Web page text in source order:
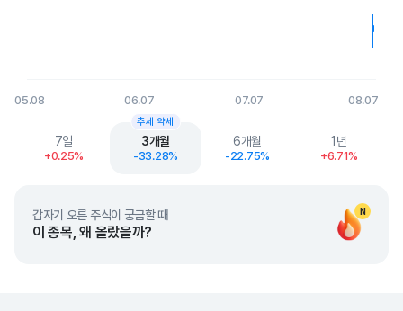
05.08 06.07 07.07 08.07
End of interactive chart.
7일
+0.25%
3개월
-33.28%
추세 약세
6개월
-22.75%
1년
+6.71%
N
갑자기 오른 주식이 궁금할 때
이 종목, 왜 올랐을까?